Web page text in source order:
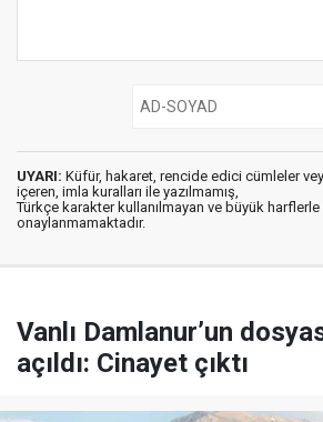
UYARI: Küfür, hakaret, rencide edici cümleler
içeren, imla kuralları ile yazılmamış,
Türkçe karakter kullanılmayan ve büyük harflerle
onaylanmamaktadır.
Vanlı Damlanur’un
açıldı: Cinayet çıktı